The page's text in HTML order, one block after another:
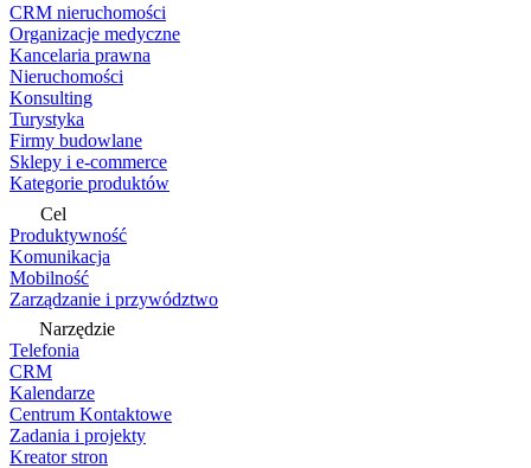
CRM nieruchomości
Organizacje medyczne
Kancelaria prawna
Nieruchomości
Konsulting
Turystyka
Firmy budowlane
Sklepy i e-commerce
Kategorie produktów
Cel
Produktywność
Komunikacja
Mobilność
Zarządzanie i przywództwo
Narzędzie
Telefonia
CRM
Kalendarze
Centrum Kontaktowe
Zadania i projekty
Kreator stron